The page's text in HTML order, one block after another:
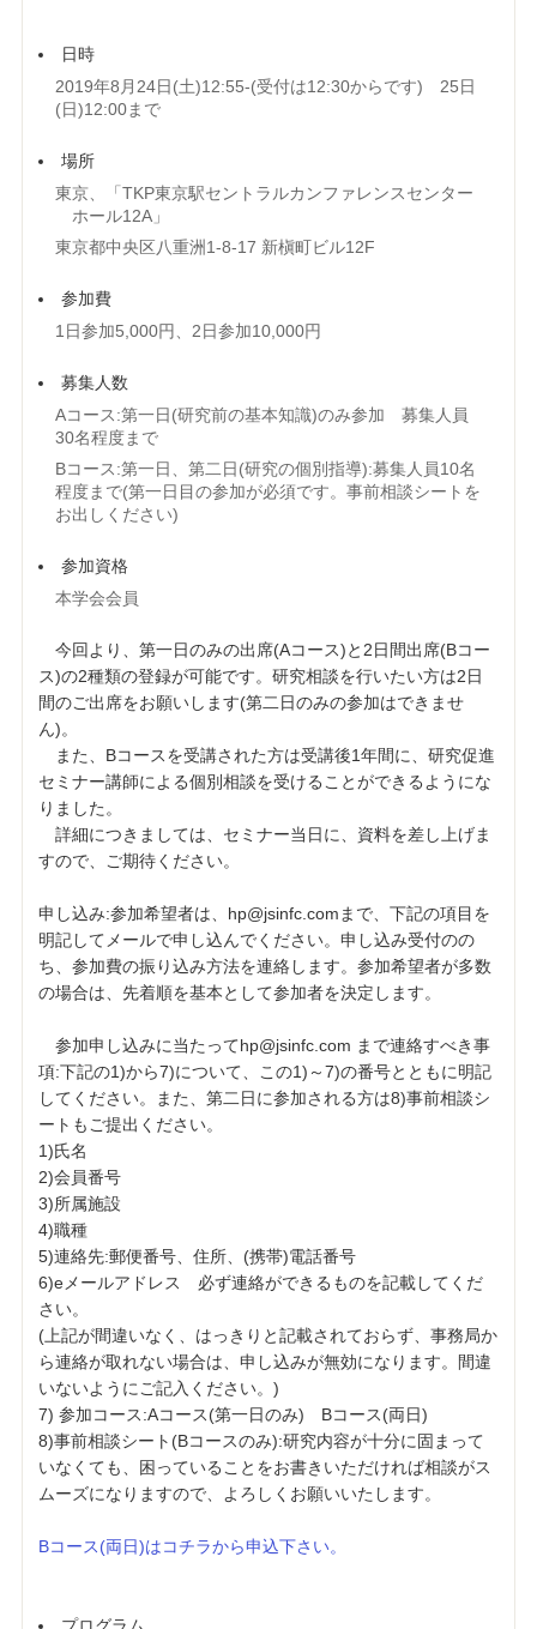
日時
2019年8月24日(土)12:55-(受付は12:30からです) 25日
(日)12:00まで
場所
東京、「TKP東京駅セントラルカンファレンスセンター
ホール12A」
東京都中央区八重洲1-8-17 新槇町ビル12F
参加費
1日参加5,000円、2日参加10,000円
募集人数
Aコース:第一日(研究前の基本知識)のみ参加 募集人員
30名程度まで
Bコース:第一日、第二日(研究の個別指導):募集人員10名
程度まで(第一日目の参加が必須です。事前相談シートを
お出しください)
参加資格
本学会会員
今回より、第一日のみの出席(Aコース)と2日間出席(Bコー
ス)の2種類の登録が可能です。研究相談を行いたい方は2日
間のご出席をお願いします(第二日のみの参加はできませ
ん)。
また、Bコースを受講された方は受講後1年間に、研究促進
セミナー講師による個別相談を受けることができるようにな
りました。
詳細につきましては、セミナー当日に、資料を差し上げま
すので、ご期待ください。
申し込み:参加希望者は、hp@jsinfc.comまで、下記の項目を
明記してメールで申し込んでください。申し込み受付のの
ち、参加費の振り込み方法を連絡します。参加希望者が多数
の場合は、先着順を基本として参加者を決定します。
参加申し込みに当たってhp@jsinfc.com まで連絡すべき事
項:下記の1)から7)について、この1)～7)の番号とともに明記
してください。また、第二日に参加される方は8)事前相談シ
ートもご提出ください。
1)氏名
2)会員番号
3)所属施設
4)職種
5)連絡先:郵便番号、住所、(携帯)電話番号
6)eメールアドレス 必ず連絡ができるものを記載してくだ
さい。
(上記が間違いなく、はっきりと記載されておらず、事務局か
ら連絡が取れない場合は、申し込みが無効になります。間違
いないようにご記入ください。)
7) 参加コース:Aコース(第一日のみ) Bコース(両日)
8)事前相談シート(Bコースのみ):研究内容が十分に固まって
いなくても、困っていることをお書きいただければ相談がス
ムーズになりますので、よろしくお願いいたします。
Bコース(両日)はコチラから申込下さい。